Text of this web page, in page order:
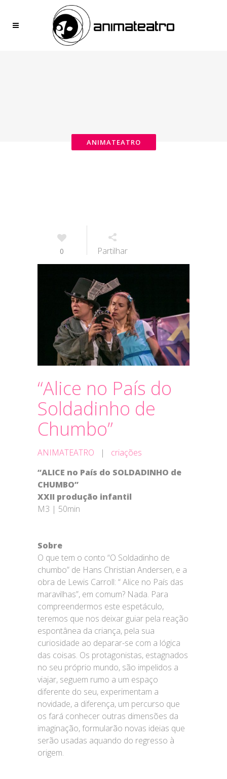
0 Partilhar
“Alice no País do
Soldadinho de
Chumbo”
ANIMATEATRO | criações
“ALICE no País do SOLDADINHO de
CHUMBO”
XXII produção infantil
M3 | 50min
Sobre
O que tem o conto “O Soldadinho de
chumbo” de Hans Christian Andersen, e a
obra de Lewis Carroll: “ Alice no País das
maravilhas”, em comum? Nada. Para
compreendermos este espetáculo,
teremos que nos deixar guiar pela reação
espontânea da criança, pela sua
curiosidade ao deparar-se com a lógica
das coisas. Os protagonistas, estagnados
no seu próprio mundo, são impelidos a
viajar, seguem rumo a um espaço
diferente do seu, experimentam a
novidade, a diferença, um percurso que
os fará conhecer outras dimensões da
imaginação, formularão novas ideias que
serão usadas aquando do regresso à
origem.